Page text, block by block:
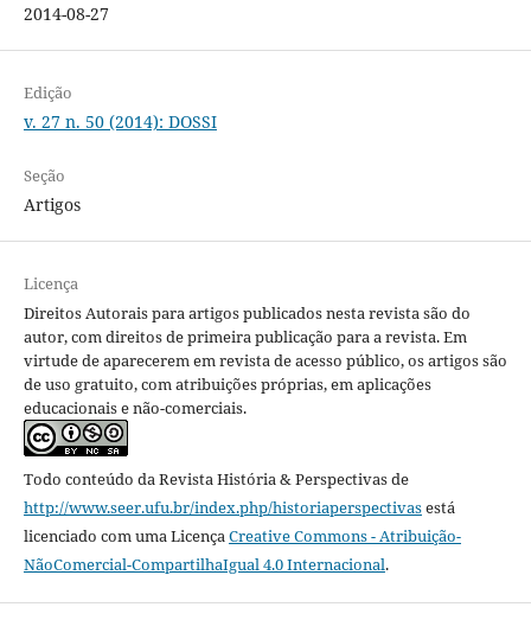
2014-08-27
Edição
v. 27 n. 50 (2014): DOSSI
Seção
Artigos
Licença
Direitos Autorais para artigos publicados nesta revista são do
autor, com direitos de primeira publicação para a revista. Em
virtude de aparecerem em revista de acesso público, os artigos são
de uso gratuito, com atribuições próprias, em aplicações
educacionais e não-comerciais.
Todo conteúdo da Revista História & Perspectivasde
http://www.seer.ufu.br/index.php/historiaperspectivasestá
licenciado com uma LicençaCreative Commons - Atribuição-
NãoComercial-CompartilhaIgual 4.0 Internacional.